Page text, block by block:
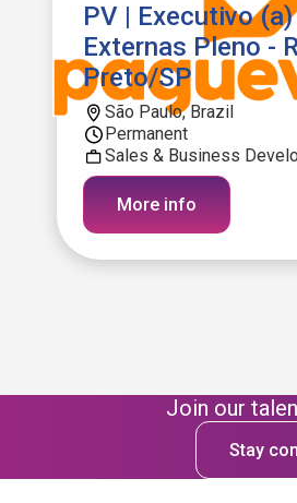
PV | Executivo
Externas Pleno -
Preto/SP
São Paulo, Brazil
Permanent
Sales & Business
More info
Join our
Stay